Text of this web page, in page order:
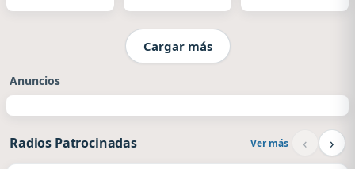
Cargar más
Anuncios
Radios Patrocinadas Ver más ‹ ›